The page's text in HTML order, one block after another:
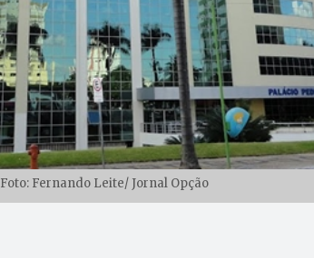
Foto: Fernando Leite/ Jornal Opção